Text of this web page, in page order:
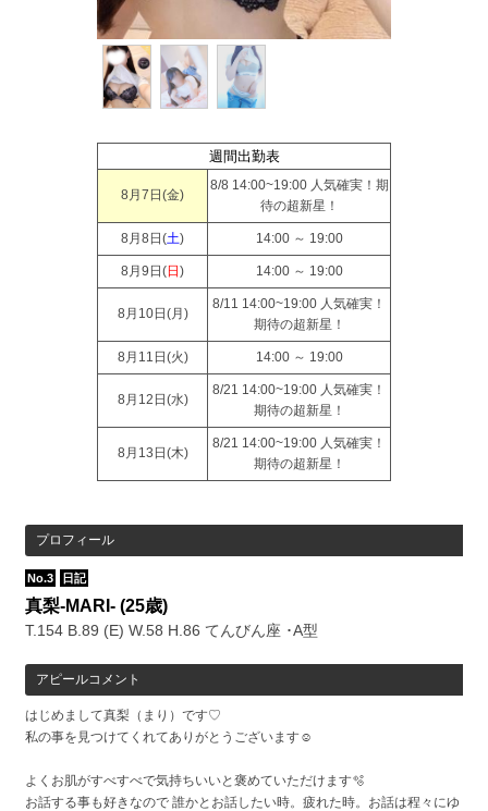
週間出勤表
8月7日(金)
8/8 14:00~19:00 人気確実！期
待の超新星！
8月8日(土) 14:00 ～ 19:00
8月9日(日) 14:00 ～ 19:00
8月10日(月)
8/11 14:00~19:00 人気確実！
期待の超新星！
8月11日(火) 14:00 ～ 19:00
8月12日(水)
8/21 14:00~19:00 人気確実！
期待の超新星！
8月13日(木)
8/21 14:00~19:00 人気確実！
期待の超新星！
プロフィール
No.3 日記
真梨-MARI-(25歳)
T.154 B.89 (E) W.58 H.86 てんびん座 ･A型
アピールコメント
はじめまして真梨（まり）です♡
私の事を見つけてくれてありがとうございます☺️
よくお肌がすべすべで気持ちいいと褒めていただけます️🫧
お話する事も好きなので 誰かとお話したい時。疲れた時。お話は程々にゆ